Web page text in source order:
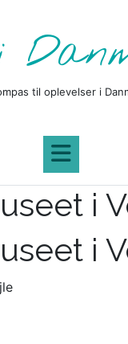
til oplevelser i
i
i